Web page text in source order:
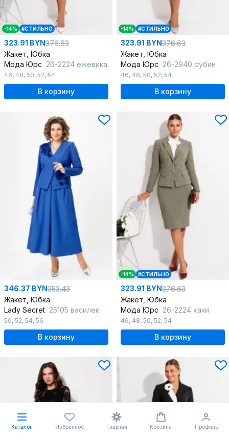
-14% #СТИЛЬНО
323.91 BYN376.63
Жакет, Юбка
Мода Юрс 26-2224 ежевика
46, 48, 50, 52, 54
В корзину
-14% #СТИЛЬНО
323.91 BYN376.63
Жакет, Юбка
Мода Юрс 26-2940 рубин
46, 48, 50, 52, 54
В корзину
346.37 BYN353.43
Жакет, Юбка
Lady Secret 25105 василек
50, 52, 54, 56
В корзину
-14% #СТИЛЬНО
323.91 BYN376.63
Жакет, Юбка
Мода Юрс 26-2224 хаки
46, 48, 50, 52, 54
В корзину
Каталог Избранное Главная Корзина Профиль